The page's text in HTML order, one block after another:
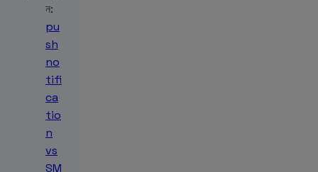
ন:
pu
sh
no
tifi
ca
tio
n
vs
SM